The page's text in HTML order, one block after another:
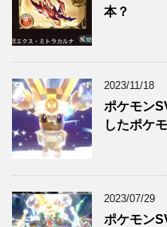
本？
2023/11/18
ポケモン
したポケ
2023/07/29
ポケモン